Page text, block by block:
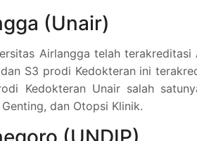
(Unair)
Airlangga telah terakreditasi
S3 prodi Kedokteran ini
Kedokteran Unair salah
dan Otopsi Klinik.